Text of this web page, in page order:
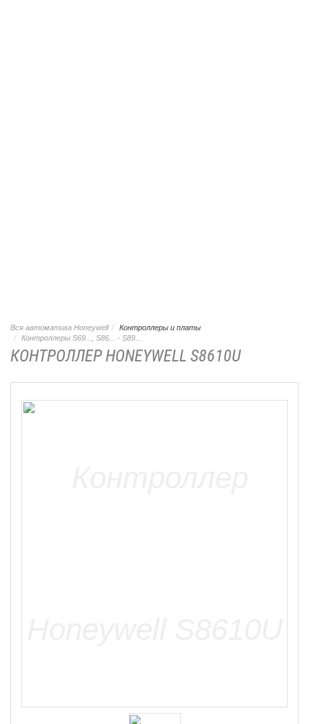
Вся автоматика Honeywell
Контроллеры и платы
Контроллеры S69..., S86... - S89...
КОНТРОЛЛЕР HONEYWELL S8610U